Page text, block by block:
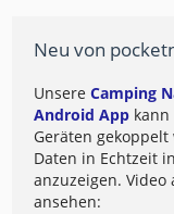
Neu von
Unsere Camping
Android App
Geräten
Daten in Echtzeit
anzuzeigen. Video
ansehen: